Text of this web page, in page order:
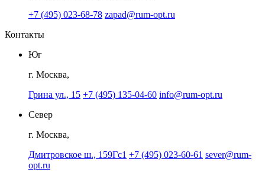
+7 (495) 023-68-78 zapad@rum-opt.ru
Контакты
Юг
г. Москва,
Грина ул., 15 +7 (495) 135-04-60 info@rum-opt.ru
Север
г. Москва,
Дмитровское ш., 159Гс1 +7 (495) 023-60-61 sever@rum-
opt.ru